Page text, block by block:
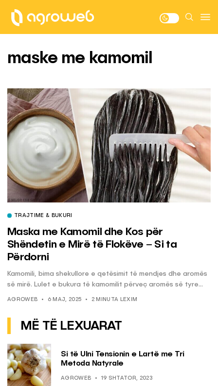
maske me kamomil
TRAJTIME & BUKURI
Maska me Kamomil dhe Kos për
Shëndetin e Mirë të Flokëve – Si ta
Përdorni
Kamomili, bima shekullore e qetësimit të mendjes dhe aromës
së mirë. Lulet e bukura të kamomilit përveç aromës së tyre...
AGROWEB 6 MAJ, 2025 2 MINUTA LEXIM
MË TË LEXUARAT
Si të Ulni Tensionin e Lartë me Tri
Metoda Natyrale
AGROWEB 19 SHTATOR, 2023